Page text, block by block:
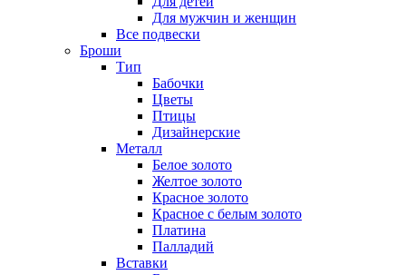
Для мужчин и женщин
Все подвески
Броши
Тип
Бабочки
Цветы
Птицы
Дизайнерские
Металл
Белое золото
Желтое золото
Красное золото
Красное с белым золото
Платина
Палладий
Вставки